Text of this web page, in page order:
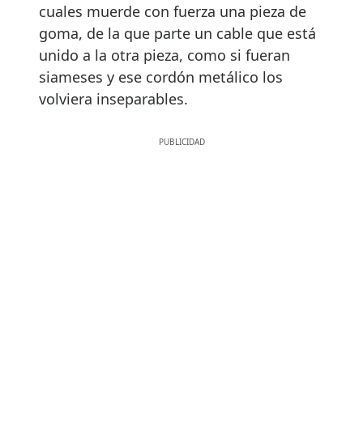
cuales muerde con fuerza una pieza de
goma, de la que parte un cable que está
unido a la otra pieza, como si fueran
siameses y ese cordón metálico los
volviera inseparables.